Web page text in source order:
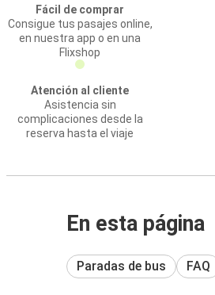
Fácil de comprar
Consigue tus pasajes online,
en nuestra app o en una
Flixshop
Atención al cliente
Asistencia sin
complicaciones desde la
reserva hasta el viaje
En esta página
Paradas de bus FAQ